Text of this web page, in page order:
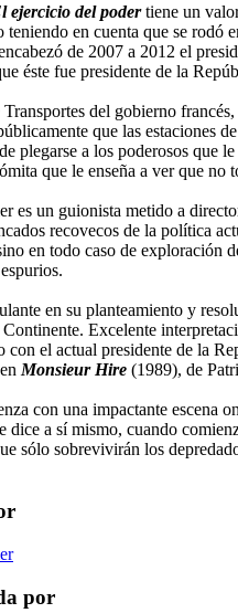
ejercicio del podertiene un
teniendo en cuenta que se rodó
de 2007 a 2012 el
éste fue presidente de la
del gobierno
que las estaciones
plegarse a los poderosos que
que le enseña a ver que no
es un guionista metido a
recovecos de la política
en todo caso de exploración
en su planteamiento y
Excelente
con el actual presidente de la
Monsieur Hire (1989), de
con una impactante escena
dice a sí mismo, cuando
sólo sobrevivirán los
por